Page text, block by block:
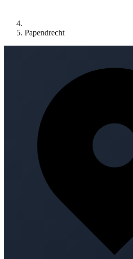
Papendrecht